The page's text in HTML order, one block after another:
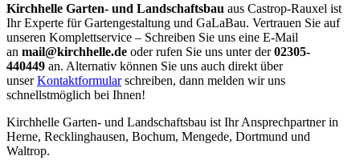
Kirchhelle Garten- und Landschaftsbau aus Castrop-Rauxel ist
Ihr Experte für Gartengestaltung und GaLaBau. Vertrauen Sie auf
unseren Komplettservice – Schreiben Sie uns eine E-Mail
an mail@kirchhelle.de oder rufen Sie uns unter der02305-
440449 an. Alternativ können Sie uns auch direkt über
unserKontaktformularschreiben, dann melden wir uns
schnellstmöglich bei Ihnen!
Kirchhelle Garten- und Landschaftsbau ist Ihr Ansprechpartner in
Herne, Recklinghausen, Bochum, Mengede, Dortmund und
Waltrop.